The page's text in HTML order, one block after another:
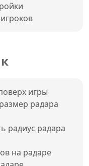
игры
радара
радиус радара
на радаре